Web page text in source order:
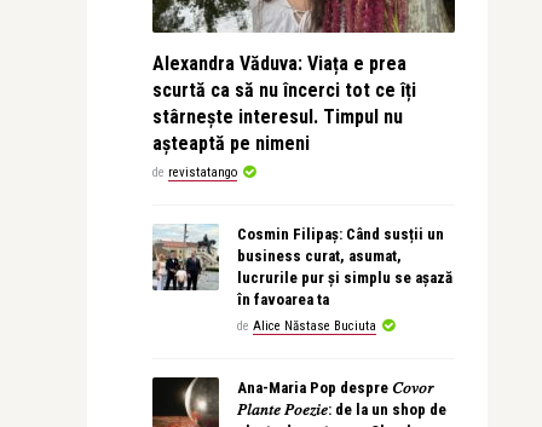
Alexandra Văduva: Viața e prea
scurtă ca să nu încerci tot ce îți
stârnește interesul. Timpul nu
așteaptă pe nimeni
de revistatango
Cosmin Filipaș: Când susții un
business curat, asumat,
lucrurile pur și simplu se așază
în favoarea ta
de Alice Năstase Buciuta
Ana-Maria Pop despre 𝐶𝑜𝑣𝑜𝑟
𝑃𝑙𝑎𝑛𝑡𝑒 𝑃𝑜𝑒𝑧𝑖𝑒: de la un shop de